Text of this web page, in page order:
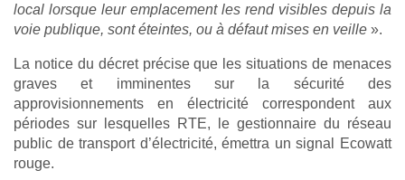
local lorsque leur emplacement les rend visibles depuis la
voie publique, sont éteintes, ou à défaut mises en veille ».
La notice du décret précise que les situations de menaces
graves et imminentes sur la sécurité des
approvisionnements en électricité correspondent aux
périodes sur lesquelles RTE, le gestionnaire du réseau
public de transport d’électricité, émettra un signal Ecowatt
rouge.